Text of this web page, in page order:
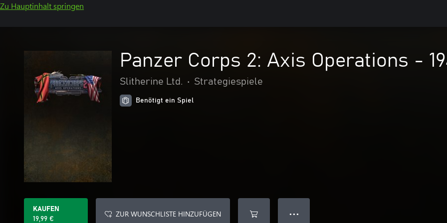
Zu Hauptinhalt springen
Panzer Corps 2: Axis Operations -
Slitherine Ltd. • Strategiespiele
Benötigt ein Spiel
KAUFEN
19,99 €
ZUR WUNSCHLISTE HINZUFÜGEN ● ● ●